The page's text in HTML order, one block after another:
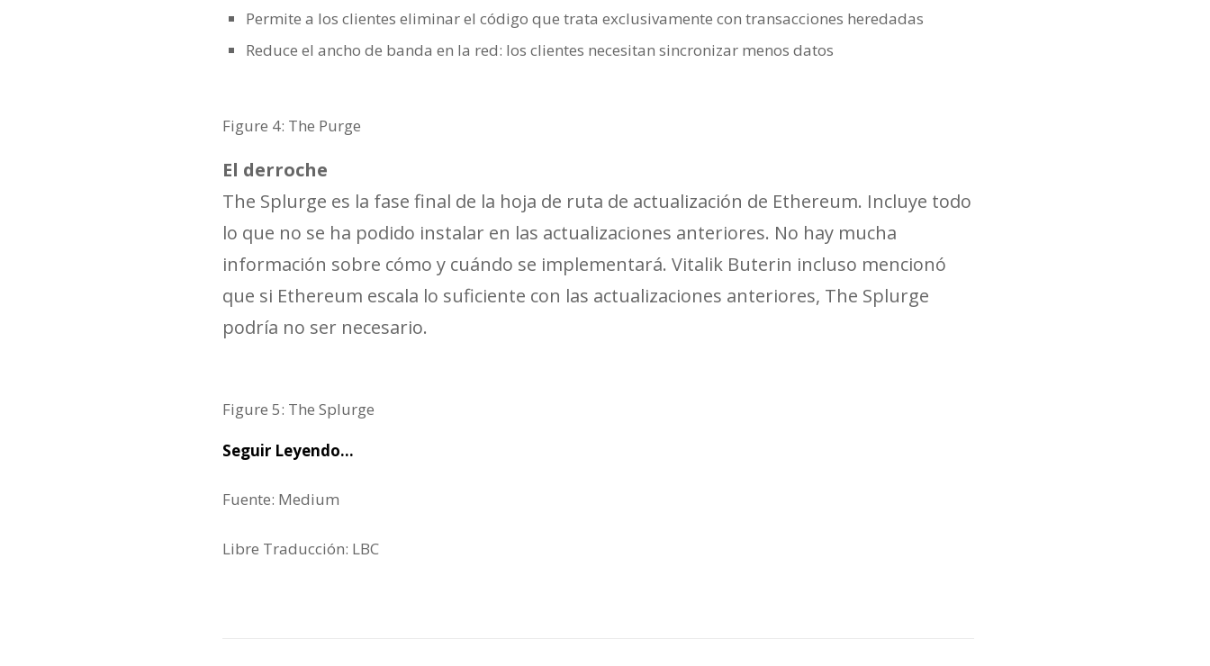
Permite a los clientes eliminar el código que trata exclusivamente con transacciones heredadas
Reduce el ancho de banda en la red: los clientes necesitan sincronizar menos datos
Figure 4: The Purge
El derroche
The Splurge es la fase final de la hoja de ruta de actualización de Ethereum. Incluye todo
lo que no se ha podido instalar en las actualizaciones anteriores. No hay mucha
información sobre cómo y cuándo se implementará. Vitalik Buterin incluso mencionó
que si Ethereum escala lo suficiente con las actualizaciones anteriores, The Splurge
podría no ser necesario.
Figure 5: The Splurge
Seguir Leyendo…
Fuente: Medium
Libre Traducción: LBC